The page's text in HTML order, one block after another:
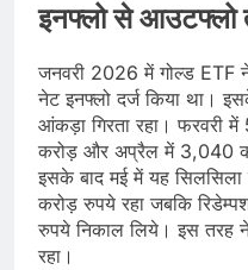
इनफ्लो से
जनवरी 2026 में गोल्ड ETF
नेट इनफ्लो दर्ज किया था।
आंकड़ा गिरता रहा। फरवरी
करोड़ और अप्रैल में 3,040
इसके बाद मई में यह
करोड़ रुपये रहा जबकि
रुपये निकाल लिये। इस तरह
रहा।